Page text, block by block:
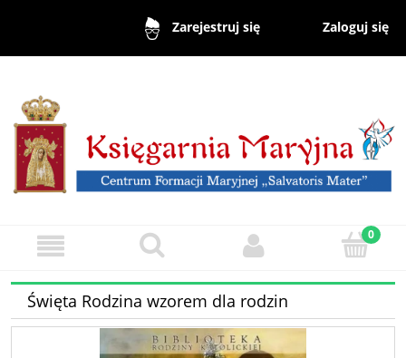
Zarejestruj się Zaloguj się
Święta Rodzina wzorem dla rodzin